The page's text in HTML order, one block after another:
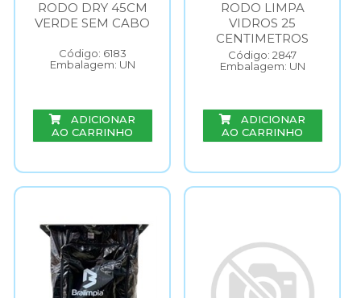
RODO DRY 45CM
VERDE SEM CABO
Código: 6183
Embalagem: UN
ADICIONAR
AO CARRINHO
RODO LIMPA
VIDROS 25
CENTIMETROS
Código: 2847
Embalagem: UN
ADICIONAR
AO CARRINHO